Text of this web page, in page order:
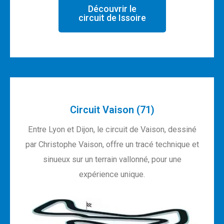
Découvrir le
circuit de Issoire
Circuit Vaison (71)
Entre Lyon et Dijon, le circuit de Vaison, dessiné
par Christophe Vaison, offre un tracé technique et
sinueux sur un terrain vallonné, pour une
expérience unique.